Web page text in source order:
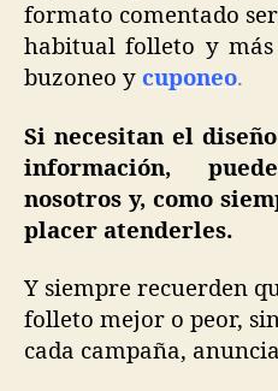
formato comentado
habitual folleto y
buzoneo y cuponeo.
Si necesitan el
información,
nosotros y, como
placer atenderles.
Y siempre recuerden
folleto mejor o peor,
cada campaña,